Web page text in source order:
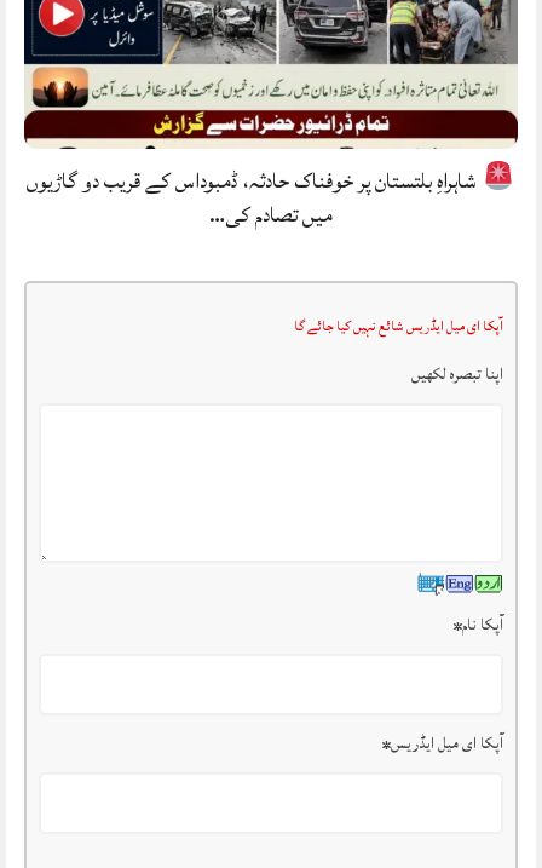
شاہراہِ بلتستان پر خوفناک حادثہ، ڈمبوداس کے قریب دو گاڑیوں
میں تصادم کی…
آپکا ای میل ایڈریس شائع نہیں کیا جائے گا
اپنا تبصرہ لکھیں
آپکا نام*
آپکا ای میل ایڈریس*